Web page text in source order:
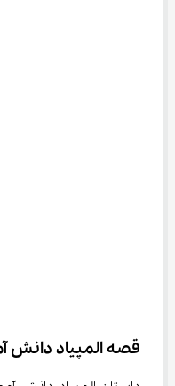
قصه المپیاد دانش